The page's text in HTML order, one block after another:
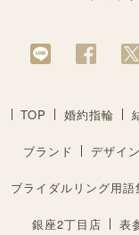
TOP 婚約指輪
ブランド デザイ
ブライダルリング用語
銀座2丁目店 表